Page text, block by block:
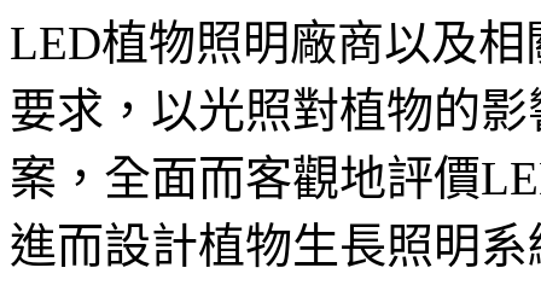
LED植物照明廠商以及
要求，以光照對植物的
案，全面而客觀地評價
進而設計植物生長照明